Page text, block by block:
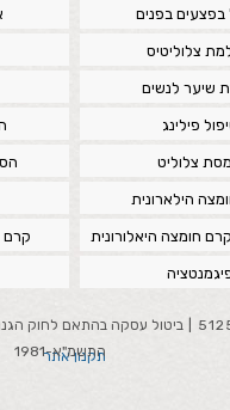
בפצעים בפנים
צלוליטיס
שיער לנשים
פילינג
צלוליט
הילארונית
קרם חומצה היאלורונית קרם
תקנון אתר
התשמ"א-1981